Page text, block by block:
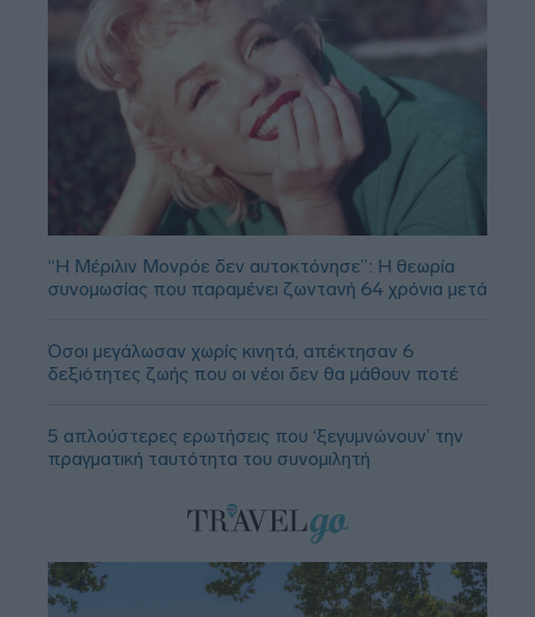
“Η Μέριλιν Μονρόε δεν αυτοκτόνησε”: Η θεωρία
συνομωσίας που παραμένει ζωντανή 64 χρόνια μετά
Όσοι μεγάλωσαν χωρίς κινητά, απέκτησαν 6
δεξιότητες ζωής που οι νέοι δεν θα μάθουν ποτέ
5 απλούστερες ερωτήσεις που ‘ξεγυμνώνουν’ την
πραγματική ταυτότητα του συνομιλητή